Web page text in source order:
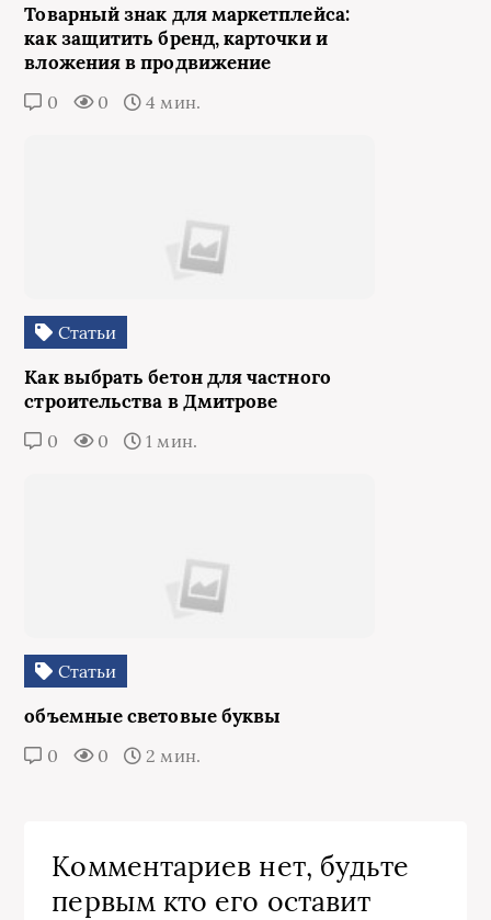
Товарный знак для маркетплейса:
как защитить бренд, карточки и
вложения в продвижение
0 0 4 мин.
Статьи
Как выбрать бетон для частного
строительства в Дмитрове
0 0 1 мин.
Статьи
объемные световые буквы
0 0 2 мин.
Комментариев нет, будьте
первым кто его оставит